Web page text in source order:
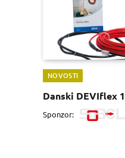
NOVOSTI
Danski DEVIflex
Sponzor: